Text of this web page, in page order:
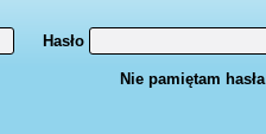
Hasło
Nie pamiętam hasła